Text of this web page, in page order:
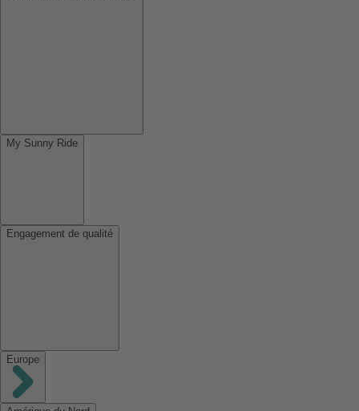
My Sunny Ride
Engagement de qualité
Europe